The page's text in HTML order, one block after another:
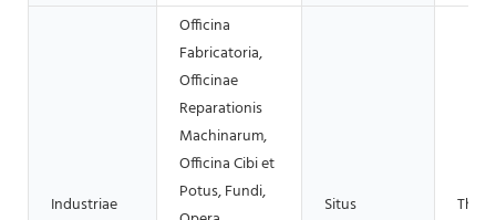
Industriae
Officina
Fabricatoria,
Officinae
Reparationis
Machinarum,
Officina Cibi et
Potus, Fundi,
Situs